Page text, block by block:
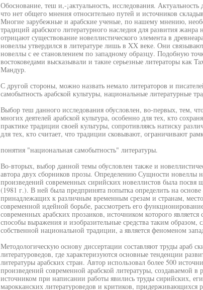
Обоснование, теш и,-¡актуальность, исследования. Актуальность
что нет общего мнения относительно путей и источников
Многие зарубежные и арабские ученые, по нашему мнению,
традиций арабского литературного наследия для развития
отрицают существование новеллистического элемента в
новеллы утвердился в литературе лишь в XX веке. Они
новеллы с ее становлением по западному образцу. Подобную
востоковедами высказывали и такие серьезные литераторы
Мандур.
С другой стороны, можно назвать немало литераторов и
самобытность арабской культуры, национальные литературные
Выбор теш данного исследования обусловлен, во-первых, тем,
многих деятелей арабской культура, особенно для тех, кто
практике традиции своей культуры, сопротивляясь натиску
для тех, кто считает, что традиции сковывают, ограничивают
понятия "национальная самобытность" литературы.
Во-вторых, выбор данной темы обусловлен также и
автора двух сборников прозы. Определению Сущности новеллы
произведений современных сирийских новеллистов была посвя
(1981 г.). В ней была предпринята попытка определить на основе
принадлежащих к различным временным срезам и странам,
современной идейной борьбе, рассмотреть его
современных арабских прозаиков, источником которого
способы выражения и изобразительные средства таким образом,
собственной национальной традиции, а является феноменом
Методологическую основу диссертации составляют труды араб
литературоведов, где характеризуются основные тенденции
литературы арабских стран. Автор использовал более 500
произведений современной арабской литературы, создаваемой
источником при написании работы явились труды сирийских,
марокканских литературоведов и критиков, придерживающихся